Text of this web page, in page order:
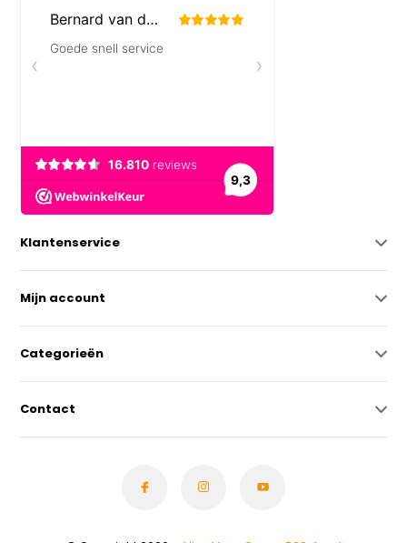
Klantenservice
Mijn account
Categorieën
Contact